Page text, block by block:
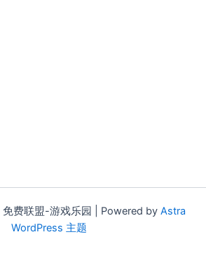
费联盟-游戏乐园 | Powered by Astra
WordPress 主题